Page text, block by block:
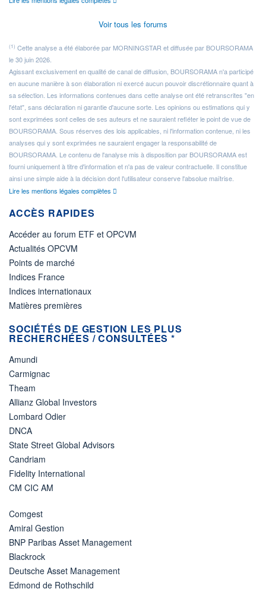
Voir tous les forums
(1) Cette analyse a été élaborée par MORNINGSTAR et diffusée par BOURSORAMA
le 30 juin 2026.
Agissant exclusivement en qualité de canal de diffusion, BOURSORAMA n'a participé
en aucune manière à son élaboration ni exercé aucun pouvoir discrétionnaire quant à
sa sélection. Les informations contenues dans cette analyse ont été retranscrites "en
l'état", sans déclaration ni garantie d'aucune sorte. Les opinions ou estimations qui y
sont exprimées sont celles de ses auteurs et ne sauraient refléter le point de vue de
BOURSORAMA. Sous réserves des lois applicables, ni l'information contenue, ni les
analyses qui y sont exprimées ne sauraient engager la responsabilité de
BOURSORAMA. Le contenu de l'analyse mis à disposition par BOURSORAMA est
fourni uniquement à titre d'information et n'a pas de valeur contractuelle. Il constitue
ainsi une simple aide à la décision dont l'utilisateur conserve l'absolue maîtrise.
Lire les mentions légales complètes
ACCÈS RAPIDES
Accéder au forum ETF et OPCVM
Actualités OPCVM
Points de marché
Indices France
Indices internationaux
Matières premières
SOCIÉTÉS DE GESTION LES PLUS
RECHERCHÉES / CONSULTÉES *
Amundi
Carmignac
Theam
Allianz Global Investors
Lombard Odier
DNCA
State Street Global Advisors
Candriam
Fidelity International
CM CIC AM
Comgest
Amiral Gestion
BNP Paribas Asset Management
Blackrock
Deutsche Asset Management
Edmond de Rothschild